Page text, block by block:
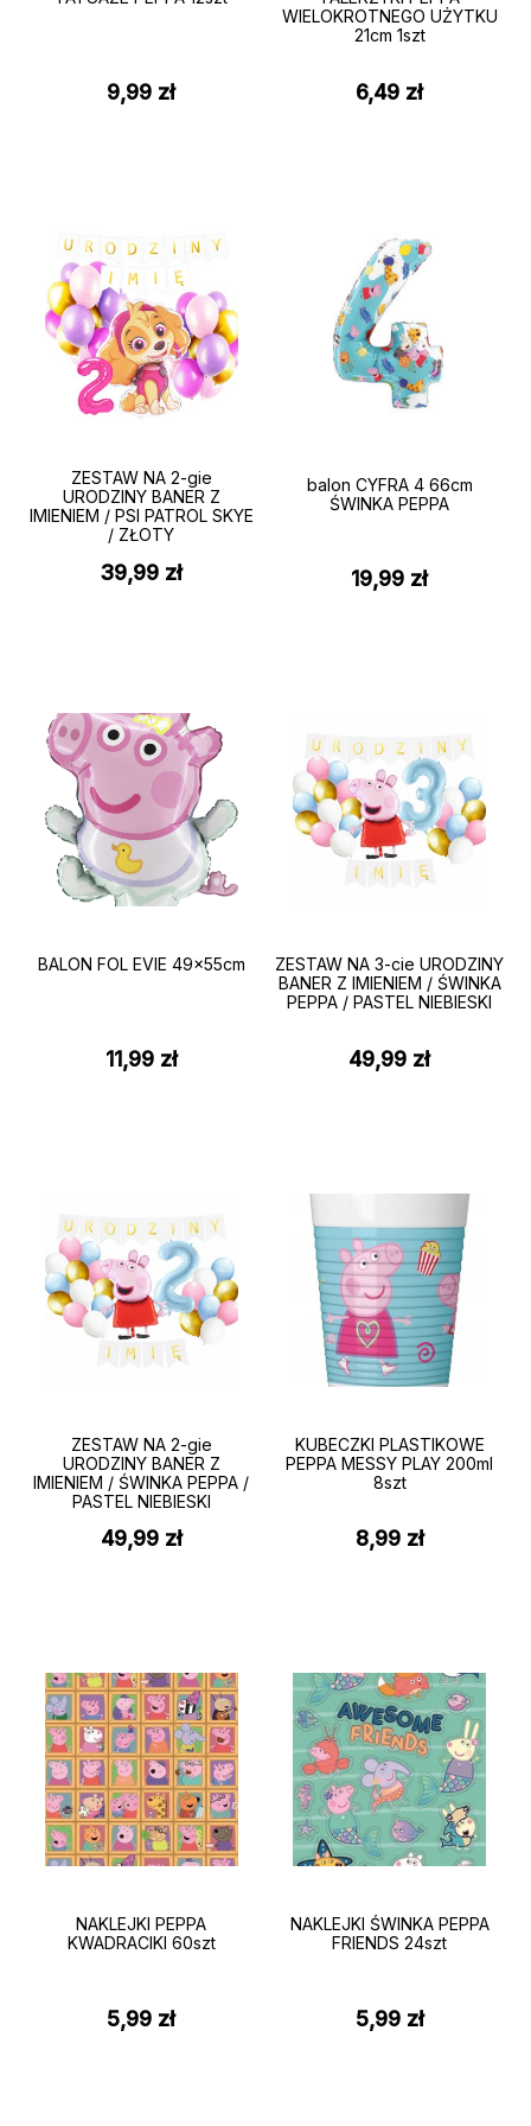
9,99 zł
WIELOKROTNEGO UŻYTKU
21cm 1szt
6,49 zł
ZESTAW NA 2-gie
URODZINY BANER Z
IMIENIEM / PSI PATROL SKYE
/ ZŁOTY
39,99 zł
balon CYFRA 4 66cm
ŚWINKA PEPPA
19,99 zł
BALON FOL EVIE 49x55cm
11,99 zł
ZESTAW NA 3-cie URODZINY
BANER Z IMIENIEM / ŚWINKA
PEPPA / PASTEL NIEBIESKI
49,99 zł
ZESTAW NA 2-gie
URODZINY BANER Z
IMIENIEM / ŚWINKA PEPPA /
PASTEL NIEBIESKI
49,99 zł
KUBECZKI PLASTIKOWE
PEPPA MESSY PLAY 200ml
8szt
8,99 zł
NAKLEJKI PEPPA
KWADRACIKI 60szt
5,99 zł
NAKLEJKI ŚWINKA PEPPA
FRIENDS 24szt
5,99 zł